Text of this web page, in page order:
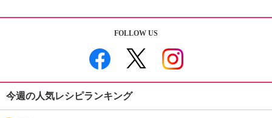
FOLLOW US
今週の人気レシピランキング